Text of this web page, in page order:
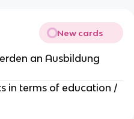
New cards
an Ausbildung
in terms of education /